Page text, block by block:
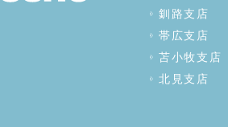
釧路支店
帯広支店
苫小牧支店
北見支店